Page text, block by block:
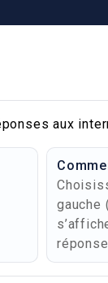
aux
gauche